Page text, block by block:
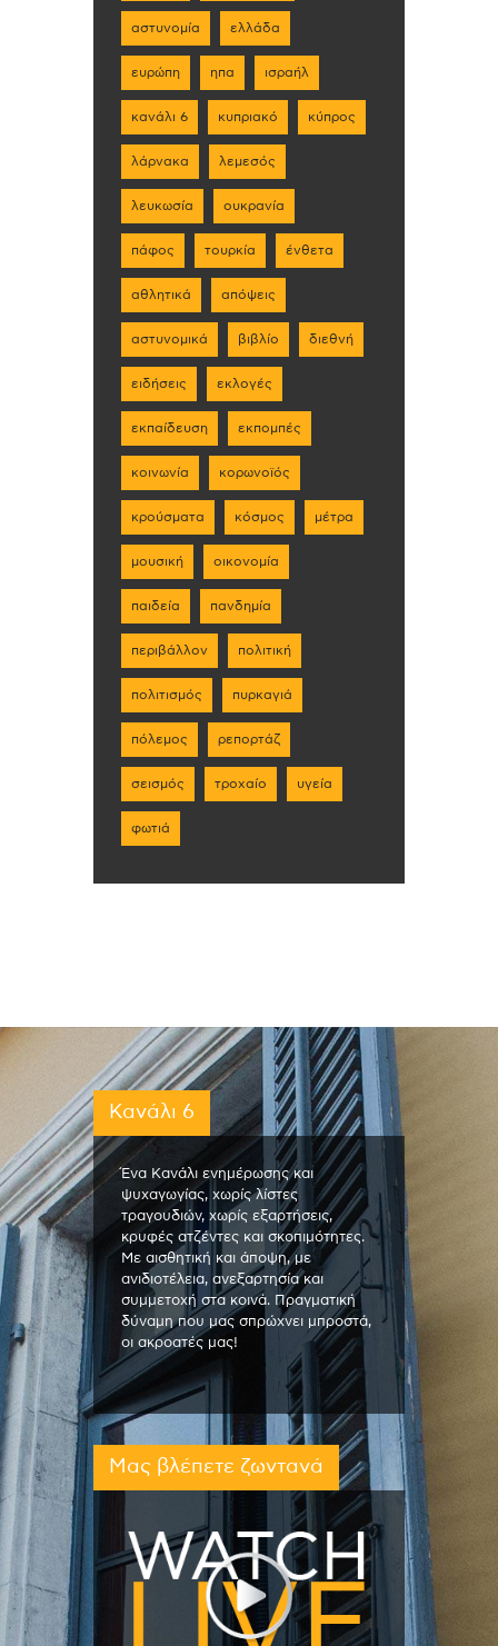
αστυνομία ελλάδα
ευρώπη ηπα ισραήλ
κανάλι 6 κυπριακό κύπρος
λάρνακα λεμεσός
λευκωσία ουκρανία
πάφος τουρκία ένθετα
αθλητικά απόψεις
αστυνομικά βιβλίο διεθνή
ειδήσεις εκλογές
εκπαίδευση εκπομπές
κοινωνία κορωνοϊός
κρούσματα κόσμος μέτρα
μουσική οικονομία
παιδεία πανδημία
περιβάλλον πολιτική
πολιτισμός πυρκαγιά
πόλεμος ρεπορτάζ
σεισμός τροχαίο υγεία
φωτιά
Κανάλι 6
Ένα Κανάλι ενημέρωσης και
ψυχαγωγίας, χωρίς λίστες
τραγουδιών, χωρίς εξαρτήσεις,
κρυφές ατζέντες και σκοπιμότητες.
Με αισθητική και άποψη, με
ανιδιοτέλεια, ανεξαρτησία και
συμμετοχή στα κοινά. Πραγματική
δύναμη που μας σπρώχνει μπροστά,
οι ακροατές μας!
Μας βλέπετε ζωντανά